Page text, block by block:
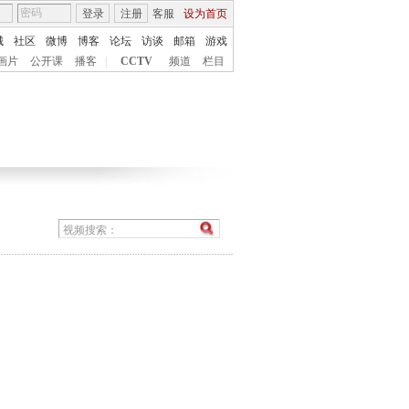
客服 设为首页
登录 注册
社区 微博 博客 论坛 访谈 邮箱
游戏
片
公开课 播客 CCTV 频道 栏目